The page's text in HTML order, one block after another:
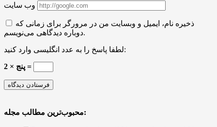
وب سایت
ذخیره نام، ایمیل و وبسایت من در مرورگر برای زمانی که
دوباره دیدگاهی می‌نویسم.
لطفا پاسخ را به عدد انگلیسی وارد کنید:
پنج × 2 =
محبوب‌ترین مطالب مجله: